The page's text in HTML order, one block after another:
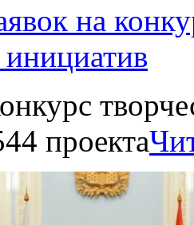
на
проекта